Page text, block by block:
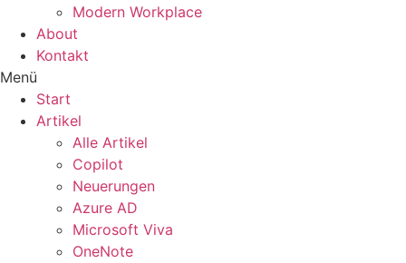
Modern Workplace
About
Kontakt
Menü
Start
Artikel
Alle Artikel
Copilot
Neuerungen
Azure AD
Microsoft Viva
OneNote